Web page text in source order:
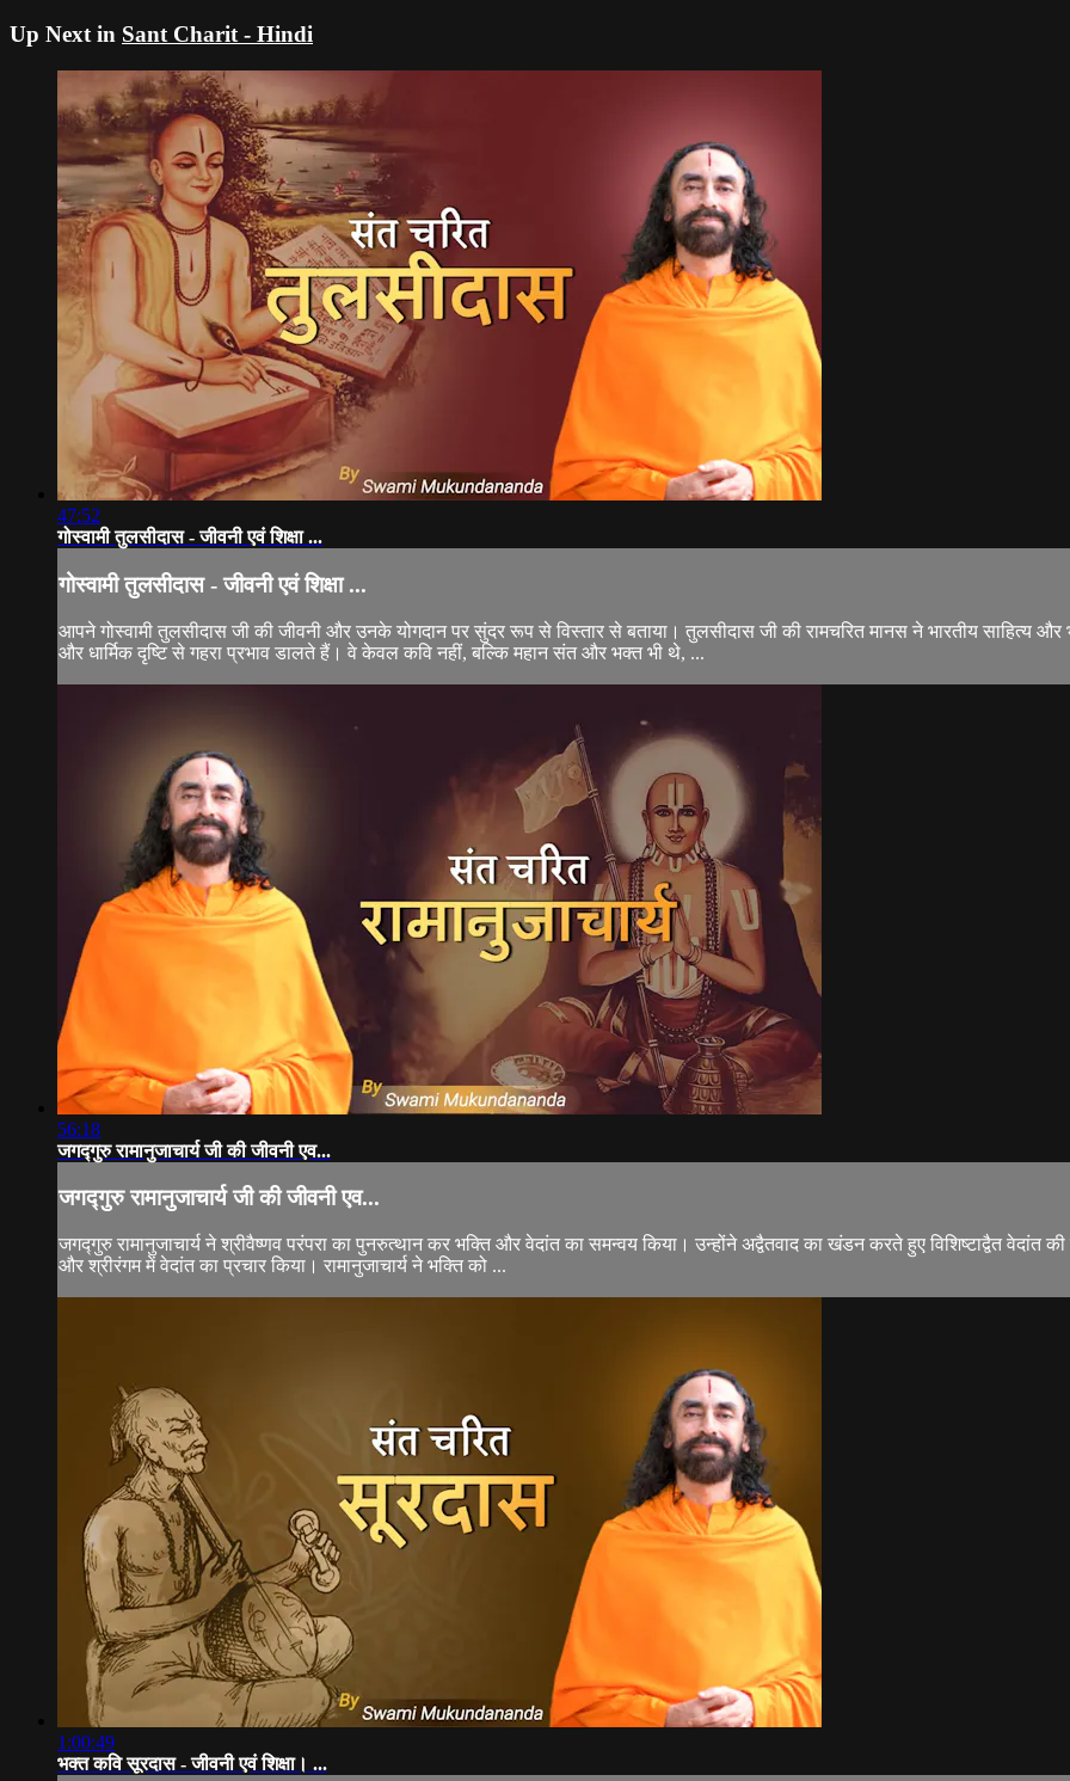
Up Next in Sant Charit - Hindi
47:52
गोस्वामी तुलसीदास - जीवनी एवं शिक्षा ...
गोस्वामी तुलसीदास - जीवनी एवं शिक्षा ...
आपने गोस्वामी तुलसीदास जी की जीवनी और उनके योगदान पर सुंदर रूप से विस्तार से बताया। तुलसीदास जी की रामचरित मानस ने भारतीय साहित्य
और धार्मिक दृष्टि से गहरा प्रभाव डालते हैं। वे केवल कवि नहीं, बल्कि महान संत और भक्त भी थे, ...
56:18
जगद्गुरु रामानुजाचार्य जी की जीवनी एव...
जगद्गुरु रामानुजाचार्य जी की जीवनी एव...
जगद्गुरु रामानुजाचार्य ने श्रीवैष्णव परंपरा का पुनरुत्थान कर भक्ति और वेदांत का समन्वय किया। उन्होंने अद्वैतवाद का खंडन करते हुए विशिष्टाद्वैत वेदांत
और श्रीरंगम में वेदांत का प्रचार किया। रामानुजाचार्य ने भक्ति को ...
1:00:49
भक्त कवि सूरदास - जीवनी एवं शिक्षा। ...